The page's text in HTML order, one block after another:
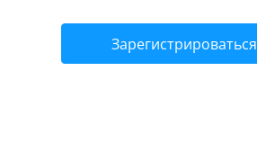
Зарегистрироваться